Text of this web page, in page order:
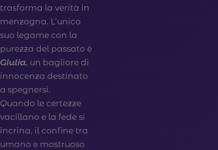
trasforma la verità in
menzogna. L’unico
suo legame con la
purezza del passato è
Giulia, un bagliore di
innocenza destinato
a spegnersi.
Quando le certezze
vacillano e la fede si
incrina, il confine tra
umano e mostruoso